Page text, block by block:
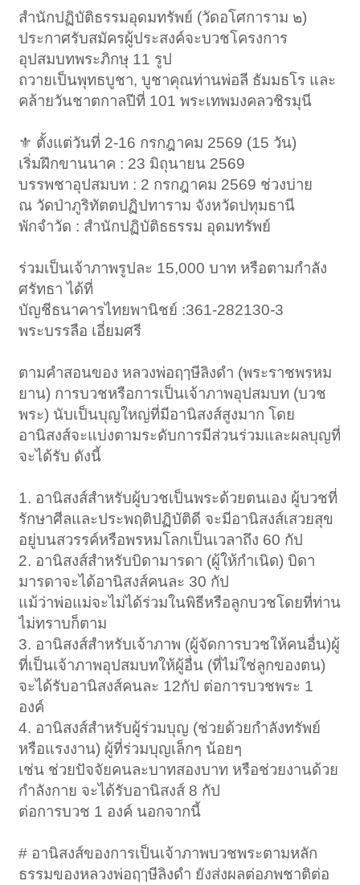
สำนักปฏิบัติธรรมอุดมทรัพย์ (วัดอโศการาม ๒)
ประกาศรับสมัครผู้ประสงค์จะบวชโครงการ
อุปสมบทพระภิกษุ 11 รูป
ถวายเป็นพุทธบูชา, บูชาคุณท่านพ่อลี ธัมมธโร และ
คล้ายวันชาตกาลปีที่ 101 พระเทพมงคลวชิรมุนี
⚜️ ตั้งแต่วันที่ 2-16 กรกฎาคม 2569 (15 วัน)
เริ่มฝึกขานนาค : 23 มิถุนายน 2569
บรรพชาอุปสมบท : 2 กรกฎาคม 2569 ช่วงบ่าย
ณ วัดป่าภูริทัตตปฏิปทาราม จังหวัดปทุมธานี
พักจำวัด : สำนักปฏิบัติธธรรม อุดมทรัพย์
ร่วมเป็นเจ้าภาพรูปละ 15,000 บาท หรือตามกำลัง
ศรัทธา ได้ที่
บัญชีธนาคารไทยพานิชย์ :361-282130-3
พระบรรลือ เอี่ยมศรี
ตามคำสอนของ หลวงพ่อฤๅษีลิงดำ (พระราชพรหม
ยาน) การบวชหรือการเป็นเจ้าภาพอุปสมบท (บวช
พระ) นับเป็นบุญใหญ่ที่มีอานิสงส์สูงมาก โดย
อานิสงส์จะแบ่งตามระดับการมีส่วนร่วมและผลบุญที่
จะได้รับ ดังนี้
1. อานิสงส์สำหรับผู้บวชเป็นพระด้วยตนเอง ผู้บวชที่
รักษาศีลและประพฤติปฏิบัติดี จะมีอานิสงส์เสวยสุข
อยู่บนสวรรค์หรือพรหมโลกเป็นเวลาถึง 60 กัป
2. อานิสงส์สำหรับบิดามารดา (ผู้ให้กำเนิด) บิดา
มารดาจะได้อานิสงส์คนละ 30 กัป
แม้ว่าพ่อแม่จะไม่ได้ร่วมในพิธีหรือลูกบวชโดยที่ท่าน
ไม่ทราบก็ตาม
3. อานิสงส์สำหรับเจ้าภาพ (ผู้จัดการบวชให้คนอื่น)ผู้
ที่เป็นเจ้าภาพอุปสมบทให้ผู้อื่น (ที่ไม่ใช่ลูกของตน)
จะได้รับอานิสงส์คนละ 12กัป ต่อการบวชพระ 1
องค์
4. อานิสงส์สำหรับผู้ร่วมบุญ (ช่วยด้วยกำลังทรัพย์
หรือแรงงาน) ผู้ที่ร่วมบุญเล็กๆ น้อยๆ
เช่น ช่วยปัจจัยคนละบาทสองบาท หรือช่วยงานด้วย
กำลังกาย จะได้รับอานิสงส์ 8 กัป
ต่อการบวช 1 องค์ นอกจากนี้
# อานิสงส์ของการเป็นเจ้าภาพบวชพระตามหลัก
ธรรมของหลวงพ่อฤๅษีลิงดำ ยังส่งผลต่อภพชาติต่อ